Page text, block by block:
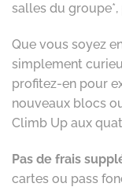
salles du groupe*,
Que vous soyez
simplement
profitez-en pour
nouveaux blocs
Climb Up aux
Pas de frais
cartes ou pass